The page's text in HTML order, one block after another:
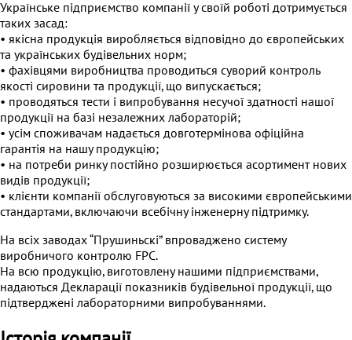
Українське підприємство компанії у своїй роботі дотримується
таких засад:
• якісна продукція виробляється відповідно до європейських
та українських будівельних норм;
• фахівцями виробництва проводиться суворий контроль
якості сировини та продукції, що випускається;
• проводяться тести і випробування несучої здатності нашої
продукції на базі незалежних лабораторій;
• усім споживачам надається довготермінова офіційна
гарантія на нашу продукцію;
• на потреби ринку постійно розширюється асортимент нових
видів продукції;
• клієнти компанії обслуговуються за високими європейськими
стандартами, включаючи всебічну інженерну підтримку.
На всіх заводах “Прушиньскі” впроваджено систему
виробничого контролю FPC.
На всю продукцію, виготовлену нашими підприємствами,
надаються Декларації показників будівельної продукції, що
підтверджені лабораторними випробуваннями.